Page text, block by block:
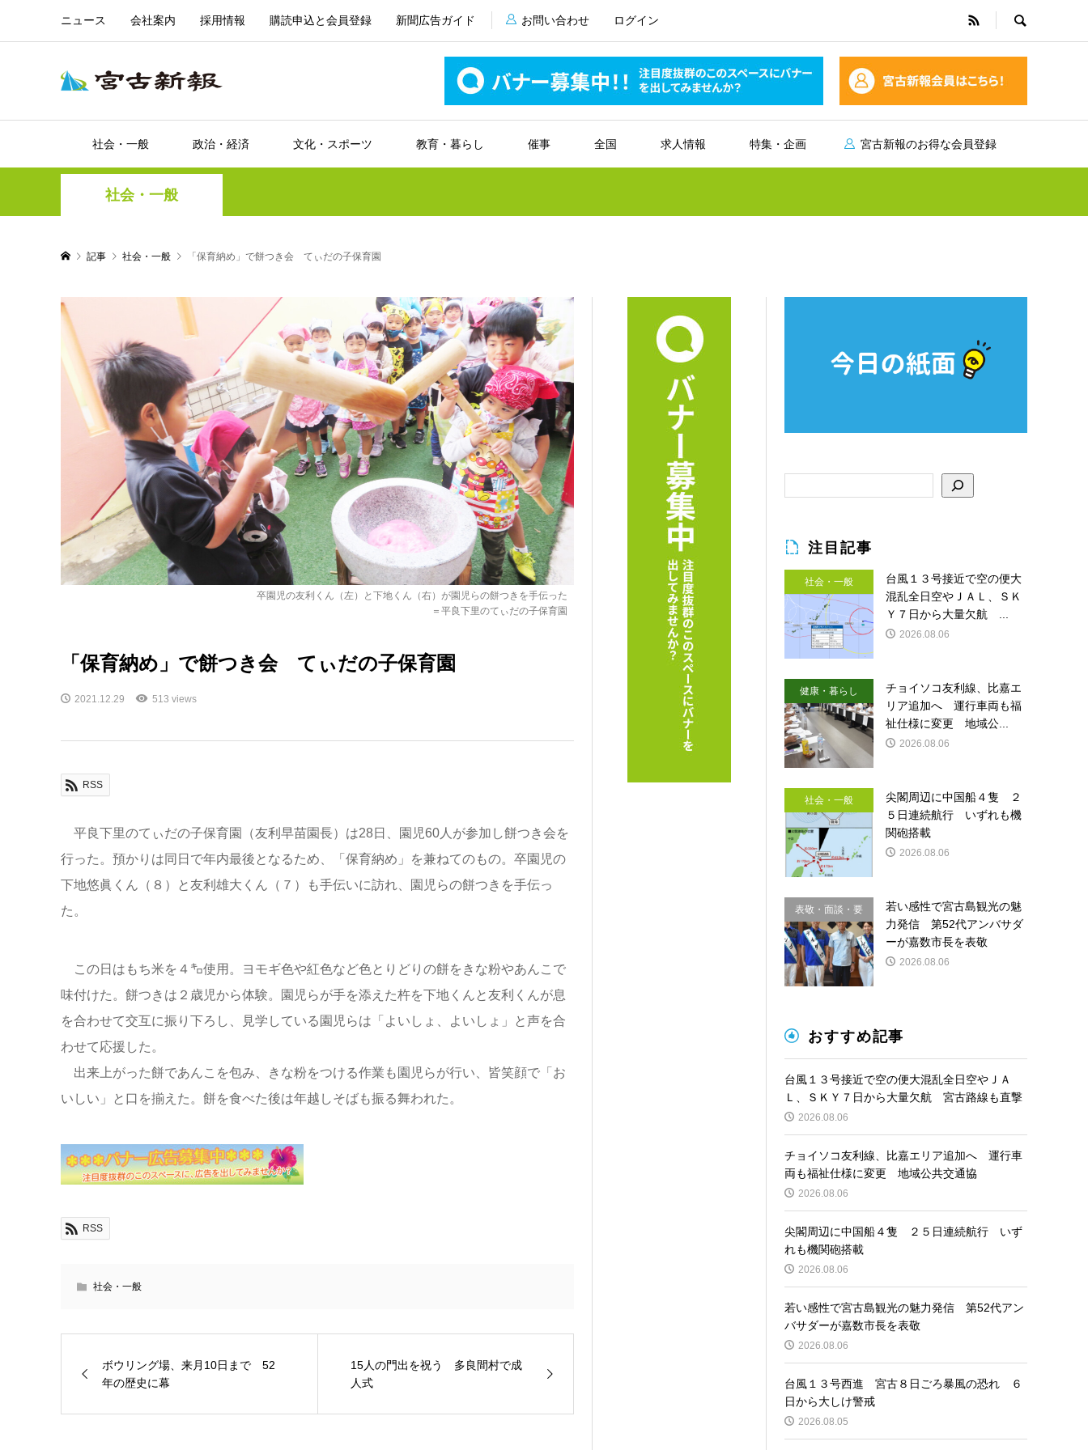
ニュース 会社案内 採用情報 購読申込と会員登録 新聞広告ガイド お問い合わせ ログイン
社会・一般 政治・経済 文化・スポーツ 教育・暮らし 催事 全国 求人情報 特集・企画 宮古新報のお得な会員登録
社会・一般
記事 社会・一般 「保育納め」で餅つき会 てぃだの子保育園
卒園児の友利くん（左）と下地くん（右）が園児らの餅つきを手伝った
＝平良下里のてぃだの子保育園
「保育納め」で餅つき会 てぃだの子保育園
2021.12.29 513 views
RSS
平良下里のてぃだの子保育園（友利早苗園長）は28日、園児60人が参加し餅つき会を
行った。預かりは同日で年内最後となるため、「保育納め」を兼ねてのもの。卒園児の
下地悠眞くん（８）と友利雄大くん（７）も手伝いに訪れ、園児らの餅つきを手伝っ
た。
この日はもち米を４㌔使用。ヨモギ色や紅色など色とりどりの餅をきな粉やあんこで
味付けた。餅つきは２歳児から体験。園児らが手を添えた杵を下地くんと友利くんが息
を合わせて交互に振り下ろし、見学している園児らは「よいしょ、よいしょ」と声を合
わせて応援した。
出来上がった餅であんこを包み、きな粉をつける作業も園児らが行い、皆笑顔で「お
いしい」と口を揃えた。餅を食べた後は年越しそばも振る舞われた。
RSS
社会・一般
ボウリング場、来月10日まで 52
年の歴史に幕
15人の門出を祝う 多良間村で成
人式
注目記事
社会・一般
台風１３号接近で空の便大
混乱全日空やＪＡＬ、ＳＫ
Ｙ７日から大量欠航 ...
2026.08.06
健康・暮らし
チョイソコ友利線、比嘉エ
リア追加へ 運行車両も福
祉仕様に変更 地域公...
2026.08.06
社会・一般
尖閣周辺に中国船４隻 ２
５日連続航行 いずれも機
関砲搭載
2026.08.06
表敬・面談・要
請
若い感性で宮古島観光の魅
力発信 第52代アンバサダ
ーが嘉数市長を表敬
2026.08.06
おすすめ記事
台風１３号接近で空の便大混乱全日空やＪＡ
Ｌ、ＳＫＹ７日から大量欠航 宮古路線も直撃
2026.08.06
チョイソコ友利線、比嘉エリア追加へ 運行車
両も福祉仕様に変更 地域公共交通協
2026.08.06
尖閣周辺に中国船４隻 ２５日連続航行 いず
れも機関砲搭載
2026.08.06
若い感性で宮古島観光の魅力発信 第52代アン
バサダーが嘉数市長を表敬
2026.08.06
台風１３号西進 宮古８日ごろ暴風の恐れ ６
日から大しけ警戒
2026.08.05